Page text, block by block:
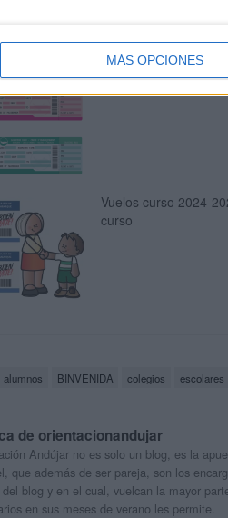
MÁS OPCIONES
Billetes de avión
Vuelos curso 2024-
curso
alumnos BINVENIDA colegios escolares
de orientacionandujar
Andújar no es solo un blog, es la
que además de ser pareja, son los
blog y en el cual, vuelcan la mayor
en sus meses de verano les permite.